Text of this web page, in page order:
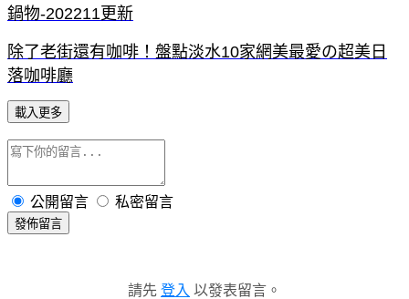
鍋物-202211更新
除了老街還有咖啡！盤點淡水10家網美最愛の超美日
落咖啡廳
載入更多
公開留言 私密留言
發佈留言
請先 登入 以發表留言。